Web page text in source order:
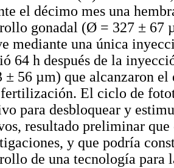
el décimo mes una
gonadal (Ø = 327 ± 67
mediante una única
64 h después de la
± 56 µm) que alcanzaron el
El ciclo de
para desbloquear y
resultado preliminar
y que podría
de una tecnología